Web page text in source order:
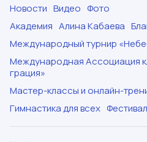
Новости Видео Фото
Академия Алина Кабаева
Международный турнир
Международная Ассоциация
грация»
Мастер-классы и онлайн-
Гимнастика для всех